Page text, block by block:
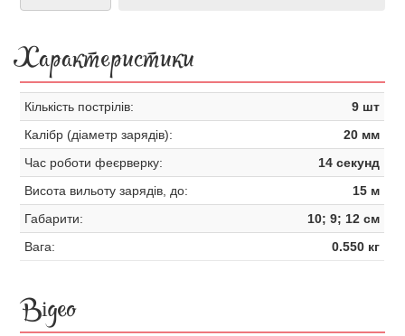
Характеристики
Кількість пострілів:
9 шт
Калібр (діаметр зарядів):
20 мм
Час роботи феєрверку:
14 секунд
Висота вильоту зарядів, до:
15 м
Габарити:
10; 9; 12 см
Вага:
0.550 кг
Відео